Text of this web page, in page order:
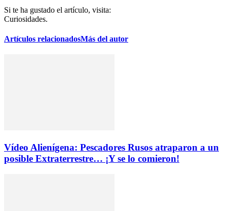
Si te ha gustado el artículo, visita:
Curiosidades.
Artículos relacionadosMás del autor
Vídeo Alienígena: Pescadores Rusos atraparon a un
posible Extraterrestre… ¡Y se lo comieron!